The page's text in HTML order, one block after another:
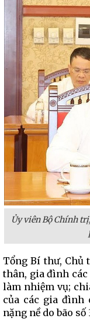
Ủy viên Bộ Chính
Tổng Bí thư, Chủ
thân, gia đình
làm nhiệm vụ;
của các gia đình
nặng nề do bão số